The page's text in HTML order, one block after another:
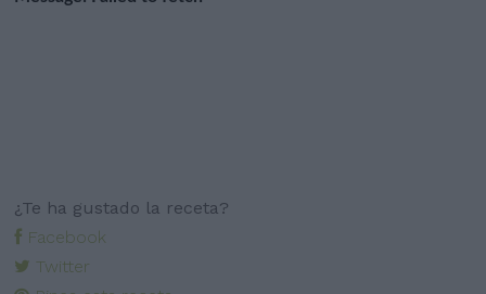
¿Te ha gustado la receta?
Facebook
Twitter